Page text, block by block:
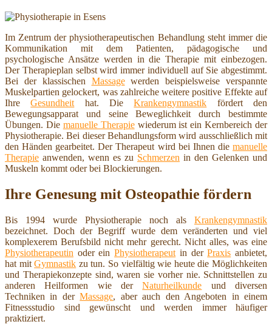
Im Zentrum der physiotherapeutischen Behandlung steht immer die
Kommunikation mit dem Patienten, pädagogische und
psychologische Ansätze werden in die Therapie mit einbezogen.
Der Therapieplan selbst wird immer individuell auf Sie abgestimmt.
Bei der klassischen Massagewerden beispielsweise verspannte
Muskelpartien gelockert, was zahlreiche weitere positive Effekte auf
IhreGesundheit hat. DieKrankengymnastik fördert den
Bewegungsapparat und seine Beweglichkeit durch bestimmte
Übungen. Die manuelle Therapiewiederum ist ein Kernbereich der
Physiotherapie. Bei dieser Behandlungsform wird ausschließlich mit
den Händen gearbeitet. Der Therapeut wird bei Ihnen die manuelle
Therapie anwenden, wenn es zu Schmerzen in den Gelenken und
Muskeln kommt oder bei Blockierungen.
Ihre Genesung mit Osteopathie fördern
Bis 1994 wurde Physiotherapie noch als Krankengymnastik
bezeichnet. Doch der Begriff wurde dem veränderten und viel
komplexerem Berufsbild nicht mehr gerecht. Nicht alles, was eine
Physiotherapeutin oder einPhysiotherapeut in derPraxis anbietet,
hat mitGymnastik zu tun. So vielfältig wie heute die Möglichkeiten
und Therapiekonzepte sind, waren sie vorher nie. Schnittstellen zu
anderen Heilformen wie derNaturheilkunde und diversen
Techniken in derMassage, aber auch den Angeboten in einem
Fitnessstudio sind gewünscht und werden immer häufiger
praktiziert.